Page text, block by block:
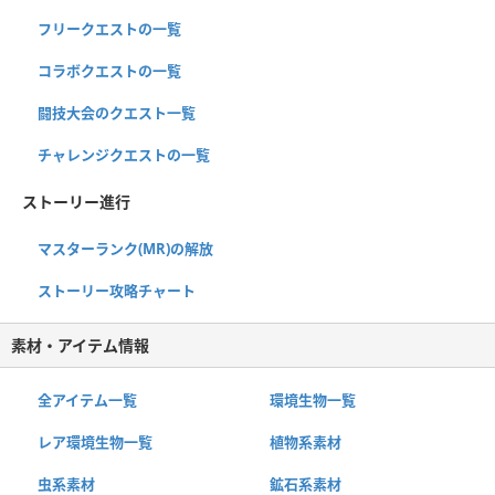
フリークエストの一覧
コラボクエストの一覧
闘技大会のクエスト一覧
チャレンジクエストの一覧
ストーリー進行
マスターランク(MR)の解放
ストーリー攻略チャート
素材・アイテム情報
全アイテム一覧 環境生物一覧
レア環境生物一覧 植物系素材
虫系素材 鉱石系素材